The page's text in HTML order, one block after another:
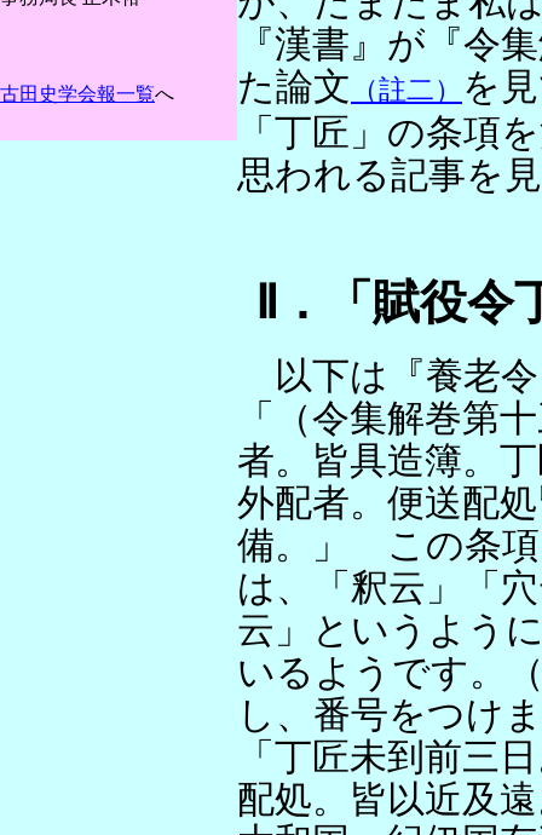
古田史学会報一覧へ
『漢書』が『令
た論文 （註二）
を
「丁匠」の条項
思われる記事を
Ⅱ．「賦役
以下は『養老
「（令集解巻第
者。皆具造簿。
外配者。便送配
備。」 この条項
は、「釈云」「
云」というよう
いるようです。
し、番号をつけ
「丁匠未到前三
配処。皆以近及